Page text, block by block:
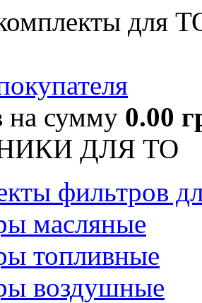
для
на сумму 0.00
ДЛЯ ТО
фильтров
масляные
топливные
воздушные